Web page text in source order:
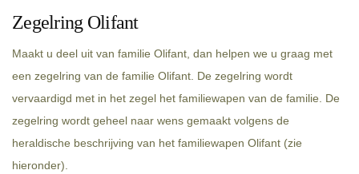
Zegelring Olifant
Maakt u deel uit van familie Olifant, dan helpen we u graag met
een zegelring van de familie Olifant. De zegelring wordt
vervaardigd met in het zegel het familiewapen van de familie. De
zegelring wordt geheel naar wens gemaakt volgens de
heraldische beschrijving van het familiewapen Olifant (zie
hieronder).